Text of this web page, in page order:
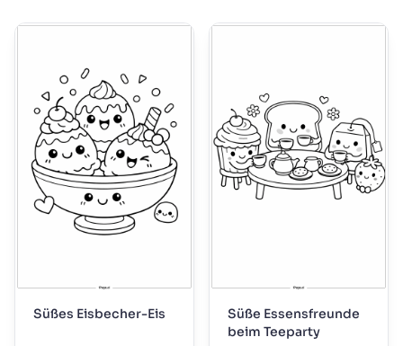
Süßes Eisbecher-Eis
Süße Essensfreunde
beim Teeparty